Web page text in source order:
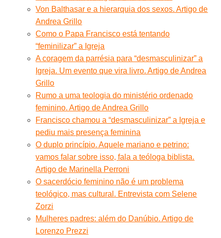
Von Balthasar e a hierarquia dos sexos. Artigo de
Andrea Grillo
Como o Papa Francisco está tentando
“feminilizar” a Igreja
A coragem da parrésia para “desmasculinizar” a
Igreja. Um evento que vira livro. Artigo de Andrea
Grillo
Rumo a uma teologia do ministério ordenado
feminino. Artigo de Andrea Grillo
Francisco chamou a “desmasculinizar” a Igreja e
pediu mais presença feminina
O duplo princípio. Aquele mariano e petrino:
vamos falar sobre isso, fala a teóloga biblista.
Artigo de Marinella Perroni
O sacerdócio feminino não é um problema
teológico, mas cultural. Entrevista com Selene
Zorzi
Mulheres padres: além do Danúbio. Artigo de
Lorenzo Prezzi